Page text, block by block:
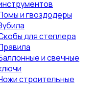
и гвоздодеры
для степлера
и свечные
строительные